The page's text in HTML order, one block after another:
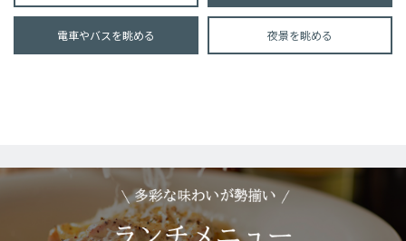
電車やバスを眺める 夜景を眺める